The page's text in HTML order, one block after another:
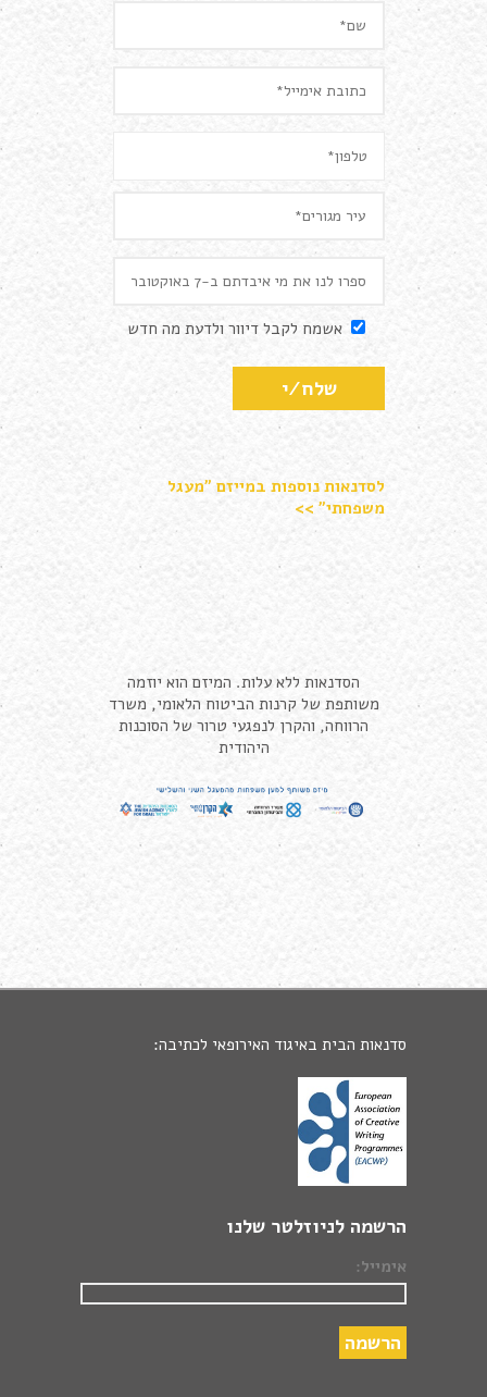
אשמח לקבל דיוור ולדעת מה חדש
לסדנאות נוספות במייזם "מעגל
משפחתי" >>
הסדנאות ללא עלות. המיזם הוא יוזמה
משותפת של קרנות הביטוח הלאומי, משרד
הרווחה, והקרן לנפגעי טרור של הסוכנות
היהודית
סדנאות הבית באיגוד האירופאי לכתיבה:
הרשמה לניוזלטר שלנו
אימייל: